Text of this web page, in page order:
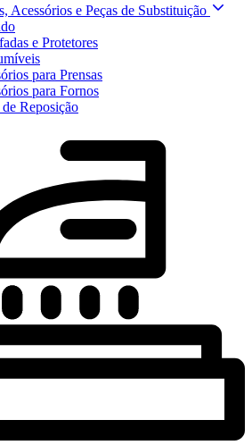
Acessórios e Peças de Substituição
e Protetores
para Prensas
para Fornos
de Reposição